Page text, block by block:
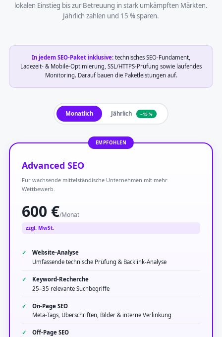
lokalen Einstieg bis zur Betreuung in stark umkämpften Märkten.
Jährlich zahlen und 15 % sparen.
In jedem SEO-Paket inklusive: technisches SEO-Fundament,
Ladezeit- & Mobile-Optimierung, SSL/HTTPS-Prüfung sowie laufendes
Monitoring. Darauf bauen die Paketleistungen auf.
Monatlich Jährlich −15 %
EMPFOHLEN
Advanced SEO
Für wachsende mittelständische Unternehmen mit mehr
Wettbewerb.
600 €/Monat
zzgl. MwSt.
Website-Analyse
Umfassende technische Prüfung & Backlink-Analyse
Keyword-Recherche
25–35 relevante Suchbegriffe
On-Page SEO
Meta-Tags, Überschriften, Bilder & interne Verlinkung
Off-Page SEO